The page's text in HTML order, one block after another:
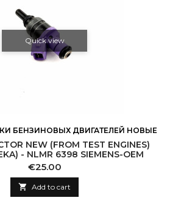
Quick view
БЕНЗИНОВЫХ ДВИГАТЕЛЕЙ НОВЫЕ
NEW (FROM TEST ENGINES)
- NLMR 6398 SIEMENS-OEM
Price
€25.00
 Add to cart